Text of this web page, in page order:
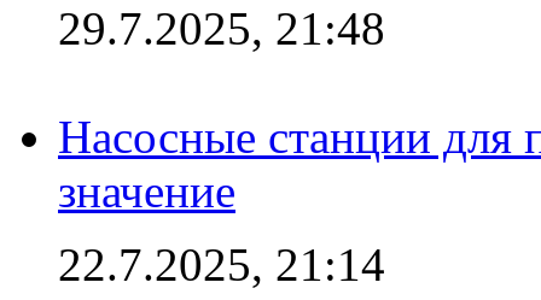
29.7.2025, 21:48
Насосные станции для
значение
22.7.2025, 21:14